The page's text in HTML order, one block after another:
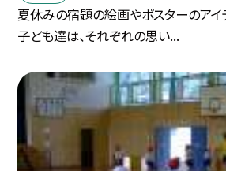
夏休みの宿題の絵画やポスターのアイ
子ども達は、それぞれの思い...